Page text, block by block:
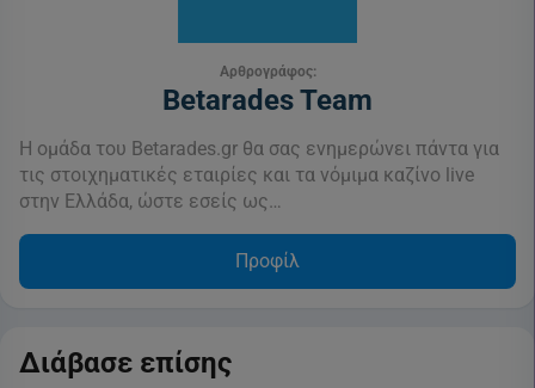
Αρθρογράφος:
Betarades Team
Η ομάδα του Betarades.gr θα σας ενημερώνει πάντα για
τις στοιχηματικές εταιρίες και τα νόμιμα καζίνο live
στην Ελλάδα, ώστε εσείς ως…
Προφίλ
Διάβασε επίσης